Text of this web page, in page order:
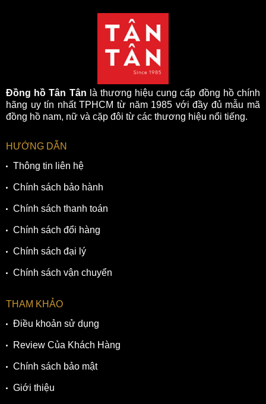
Đồng hồ Tân Tân là thương hiệu cung cấp đồng hồ chính
hãng uy tín nhất TPHCM từ năm 1985 với đầy đủ mẫu mã
đồng hồ nam, nữ và cặp đôi từ các thương hiệu nổi tiếng.
HƯỚNG DẪN
Thông tin liên hệ
Chính sách bảo hành
Chính sách thanh toán
Chính sách đổi hàng
Chính sách đại lý
Chính sách vận chuyển
THAM KHẢO
Điều khoản sử dụng
Review Của Khách Hàng
Chính sách bảo mật
Giới thiệu